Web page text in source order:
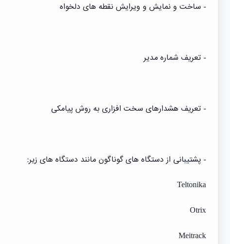
- ساخت و نمایش و ویرایش نقطه های دلخواه
- تعریف شماره مدیر
- تعریف هشدارهای سخت افزاری به روش پیامکی
- پشتیبانی از دستگاه های گوناگون مانند دستگاه های زیر:
Teltonika
Otrix
Meitrack